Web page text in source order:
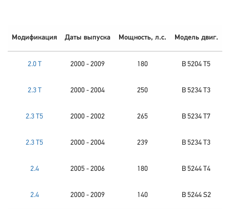
Модификация Даты выпуска Мощность, л.с. Модель двиг.
2.0 T 2000 - 2009 180 B 5204 T5
2.3 T 2000 - 2004 250 B 5234 T3
2.3 T5 2000 - 2002 265 B 5234 T7
2.3 T5 2000 - 2004 239 B 5234 T3
2.4 2005 - 2006 180 B 5244 T4
2.4 2000 - 2009 140 B 5244 S2